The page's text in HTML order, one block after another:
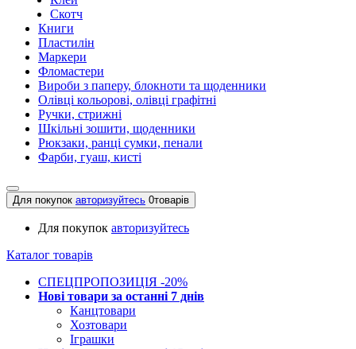
Скотч
Книги
Пластилін
Маркери
Фломастери
Вироби з паперу, блокноти та щоденники
Олівці кольорові, олівці графітні
Ручки, стрижні
Шкільні зошити, щоденники
Рюкзаки, ранці сумки, пенали
Фарби, гуаш, кисті
Для покупок авторизуйтесь 0товарів
Для покупок авторизуйтесь
Каталог товарів
СПЕЦПРОПОЗИЦІЯ -20%
Нові товари за останнi 7 днiв
Канцтовари
Хозтовари
Іграшки